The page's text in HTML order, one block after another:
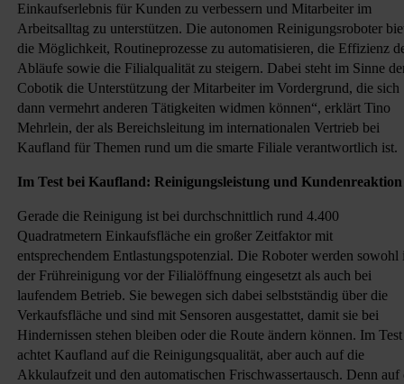
Einkaufserlebnis für Kunden zu verbessern und Mitarbeiter im
Arbeitsalltag zu unterstützen. Die autonomen Reinigungsroboter
die Möglichkeit, Routineprozesse zu automatisieren, die Effizienz
Abläufe sowie die Filialqualität zu steigern. Dabei steht im Sinne
Cobotik die Unterstützung der Mitarbeiter im Vordergrund, die sich
dann vermehrt anderen Tätigkeiten widmen können“, erklärt Tino
Mehrlein, der als Bereichsleitung im internationalen Vertrieb bei
Kaufland für Themen rund um die smarte Filiale verantwortlich ist.
Im Test bei Kaufland: Reinigungsleistung und Kundenreaktion
Gerade die Reinigung ist bei durchschnittlich rund 4.400
Quadratmetern Einkaufsfläche ein großer Zeitfaktor mit
entsprechendem Entlastungspotenzial. Die Roboter werden sowohl
der Frühreinigung vor der Filialöffnung eingesetzt als auch bei
laufendem Betrieb. Sie bewegen sich dabei selbstständig über die
Verkaufsfläche und sind mit Sensoren ausgestattet, damit sie bei
Hindernissen stehen bleiben oder die Route ändern können. Im Test
achtet Kaufland auf die Reinigungsqualität, aber auch auf die
Akkulaufzeit und den automatischen Frischwassertausch. Denn auf